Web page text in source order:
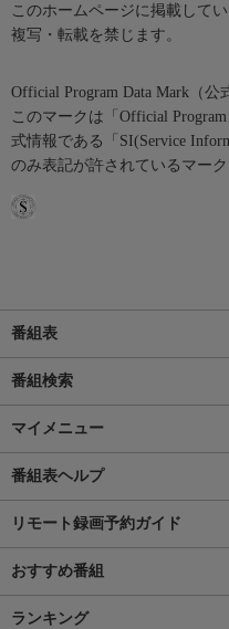
このホームページに掲載して
複写・転載を禁じます。
Official Program Data Mark（公
このマークは「Official
式情報である「SI(Service
のみ表記が許されているマーク
番組表
番組検索
マイメニュー
番組表ヘルプ
リモート録画予約ガイド
おすすめ番組
ランキング